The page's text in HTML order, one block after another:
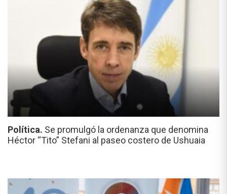
Política. Se promulgó la ordenanza que denomina
Héctor “Tito” Stefani al paseo costero de Ushuaia